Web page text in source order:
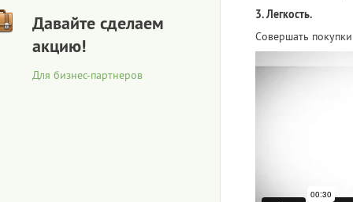
Давайте сделаем
акцию!
Для бизнес-партнеров
3. Легкость.
Совершать